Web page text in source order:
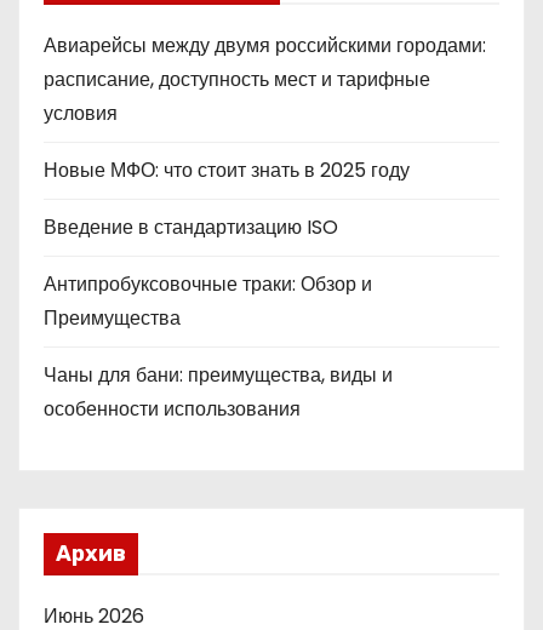
Авиарейсы между двумя российскими городами:
расписание, доступность мест и тарифные
условия
Новые МФО: что стоит знать в 2025 году
Введение в стандартизацию ISO
Антипробуксовочные траки: Обзор и
Преимущества
Чаны для бани: преимущества, виды и
особенности использования
Архив
Июнь 2026